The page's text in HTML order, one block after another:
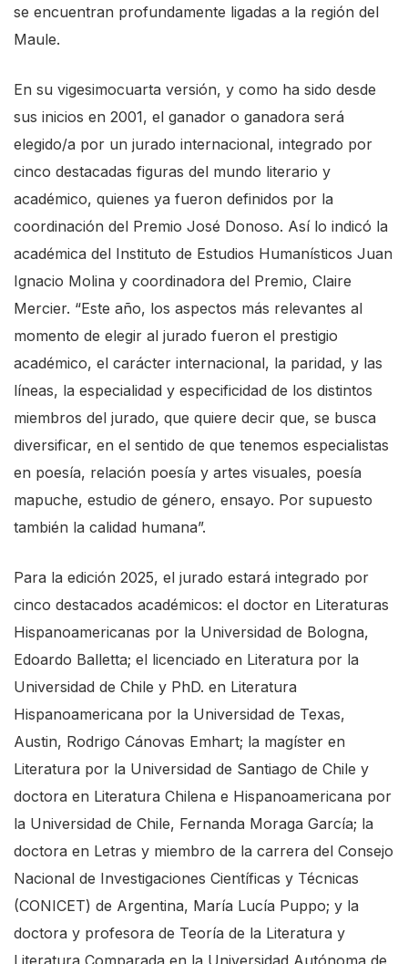
se encuentran profundamente ligadas a la región del
Maule.
En su vigesimocuarta versión, y como ha sido desde
sus inicios en 2001, el ganador o ganadora será
elegido/a por un jurado internacional, integrado por
cinco destacadas figuras del mundo literario y
académico, quienes ya fueron definidos por la
coordinación del Premio José Donoso. Así lo indicó la
académica del Instituto de Estudios Humanísticos Juan
Ignacio Molina y coordinadora del Premio, Claire
Mercier. “Este año, los aspectos más relevantes al
momento de elegir al jurado fueron el prestigio
académico, el carácter internacional, la paridad, y las
líneas, la especialidad y especificidad de los distintos
miembros del jurado, que quiere decir que, se busca
diversificar, en el sentido de que tenemos especialistas
en poesía, relación poesía y artes visuales, poesía
mapuche, estudio de género, ensayo. Por supuesto
también la calidad humana”.
Para la edición 2025, el jurado estará integrado por
cinco destacados académicos: el doctor en Literaturas
Hispanoamericanas por la Universidad de Bologna,
Edoardo Balletta; el licenciado en Literatura por la
Universidad de Chile y PhD. en Literatura
Hispanoamericana por la Universidad de Texas,
Austin, Rodrigo Cánovas Emhart; la magíster en
Literatura por la Universidad de Santiago de Chile y
doctora en Literatura Chilena e Hispanoamericana por
la Universidad de Chile, Fernanda Moraga García; la
doctora en Letras y miembro de la carrera del Consejo
Nacional de Investigaciones Científicas y Técnicas
(CONICET) de Argentina, María Lucía Puppo; y la
doctora y profesora de Teoría de la Literatura y